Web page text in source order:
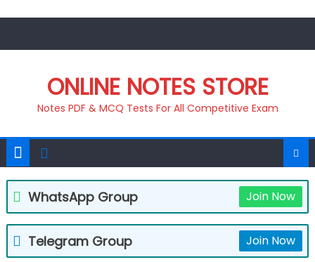
ONLINE NOTES STORE
Notes PDF & MCQ Tests For All Competitive Exam
WhatsApp Group Join Now
Telegram Group Join Now